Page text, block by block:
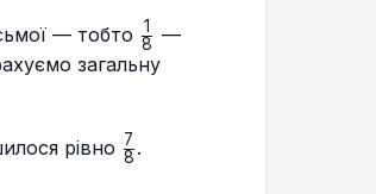
— тобто \frac{1}
{8}
8
1
—
загальну
рівно \frac{7}
8
7 .